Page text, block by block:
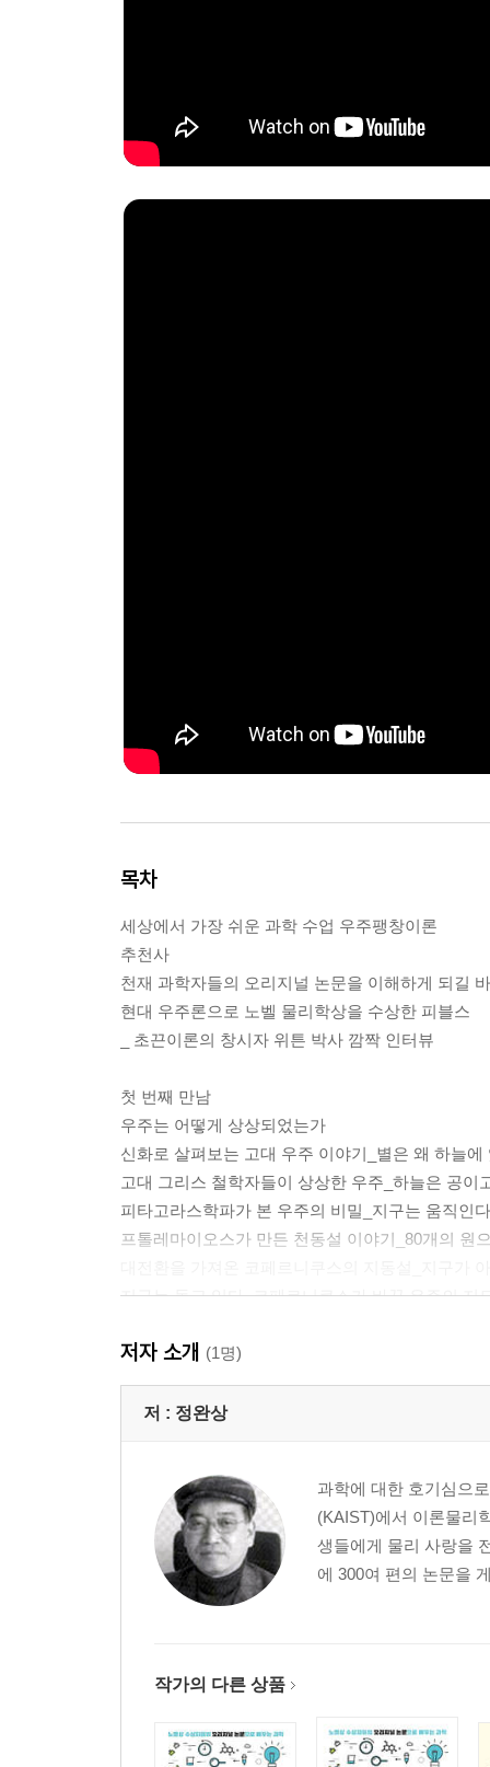
목차
세상에서 가장 쉬운 과학 수업 우주팽창이론
추천사
천재 과학자들의 오리지널 논문을 이해하게 되길
현대 우주론으로 노벨 물리학상을 수상한 피블스
_ 초끈이론의 창시자 위튼 박사 깜짝 인터뷰
첫 번째 만남
우주는 어떻게 상상되었는가
신화로 살펴보는 고대 우주 이야기_별은 왜 하늘에
고대 그리스 철학자들이 상상한 우주_하늘은 공이
피타고라스학파가 본 우주의 비밀_지구는 움직인
프톨레마이오스가 만든 천동설 이야기_80개의 원
지구는 돌고 있다_코페르니쿠스가 바꾼 우주의 지
두 번째 만남
우주의 문을 연 선구자들
초신성을 발견한 튀코 브라헤_망원경 없이 별을 관
세 번째 만남
행성과 은하의 발견
별들이 태어나고 사라지는 곳_성간물질, 그 놀라운
허셜과 캐롤라인의 별 관측기_은하수의 정체를 밝
잃어버린 아홉 번째 행성_명왕성, 그 발견에서 퇴
저자 소개 (1명)
저 : 정완상
과학에 대한 호기심으
(KAIST)에서 이론물리
생들에게 물리 사랑을
에 300여 편의 논문을
작가의 다른 상품